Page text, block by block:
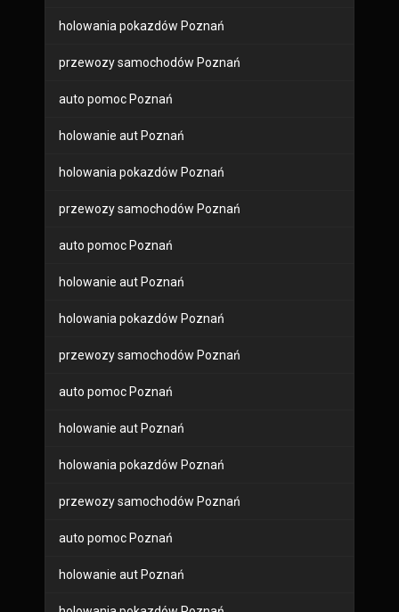
holowania pokazdów Poznań
przewozy samochodów Poznań
auto pomoc Poznań
holowanie aut Poznań
holowania pokazdów Poznań
przewozy samochodów Poznań
auto pomoc Poznań
holowanie aut Poznań
holowania pokazdów Poznań
przewozy samochodów Poznań
auto pomoc Poznań
holowanie aut Poznań
holowania pokazdów Poznań
przewozy samochodów Poznań
auto pomoc Poznań
holowanie aut Poznań